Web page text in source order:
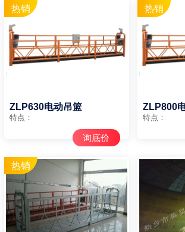
ZLP630电动吊篮
特点：
询底价
ZLP800
特点：